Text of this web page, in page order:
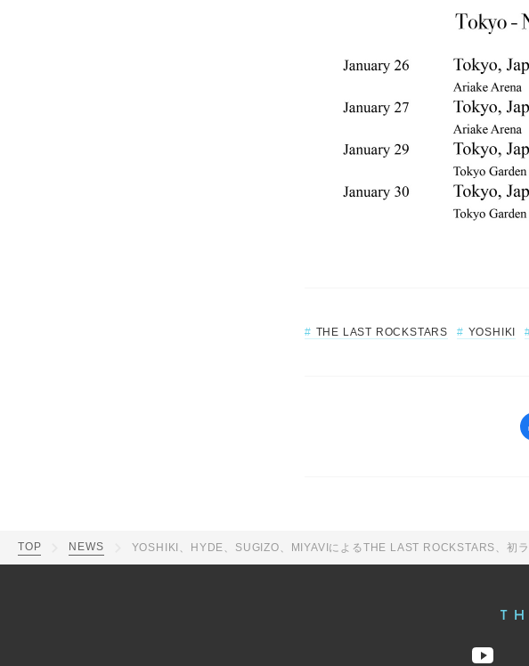
THE LAST ROCKSTARS YOSHIKI
TOP NEWS YOSHIKI、HYDE、SUGIZO、MIYAVIによるTHE LAST ROCKSTARS、初